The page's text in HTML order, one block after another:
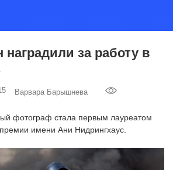
за работу в
Варвара Барышнева
фотограф стала первым лауреатом
имени Ани Нидрингхаус.